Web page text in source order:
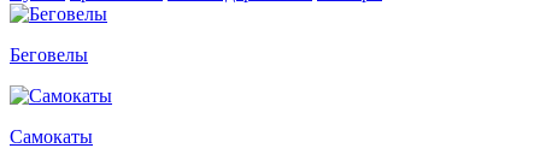
Беговелы
Самокаты